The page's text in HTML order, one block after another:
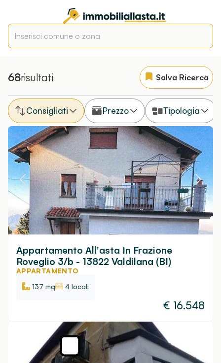
68risultati Salva Ricerca
Prezzo Tipologia
Consigliati
Appartamento All'asta In Frazione
Roveglio 3/b - 13822 Valdilana (BI)
APPARTAMENTO
137 mq
4 locali
€ 16.548